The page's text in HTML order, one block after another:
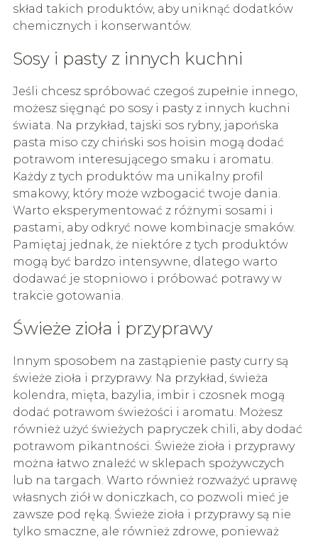
skład takich produktów, aby uniknąć dodatków
chemicznych i konserwantów.
Sosy i pasty z innych kuchni
Jeśli chcesz spróbować czegoś zupełnie innego,
możesz sięgnąć po sosy i pasty z innych kuchni
świata. Na przykład, tajski sos rybny, japońska
pasta miso czy chiński sos hoisin mogą dodać
potrawom interesującego smaku i aromatu.
Każdy z tych produktów ma unikalny profil
smakowy, który może wzbogacić twoje dania.
Warto eksperymentować z różnymi sosami i
pastami, aby odkryć nowe kombinacje smaków.
Pamiętaj jednak, że niektóre z tych produktów
mogą być bardzo intensywne, dlatego warto
dodawać je stopniowo i próbować potrawy w
trakcie gotowania.
Świeże zioła i przyprawy
Innym sposobem na zastąpienie pasty curry są
świeże zioła i przyprawy. Na przykład, świeża
kolendra, mięta, bazylia, imbir i czosnek mogą
dodać potrawom świeżości i aromatu. Możesz
również użyć świeżych papryczek chili, aby dodać
potrawom pikantności. Świeże zioła i przyprawy
można łatwo znaleźć w sklepach spożywczych
lub na targach. Warto również rozważyć uprawę
własnych ziół w doniczkach, co pozwoli mieć je
zawsze pod ręką. Świeże zioła i przyprawy są nie
tylko smaczne, ale również zdrowe, ponieważ